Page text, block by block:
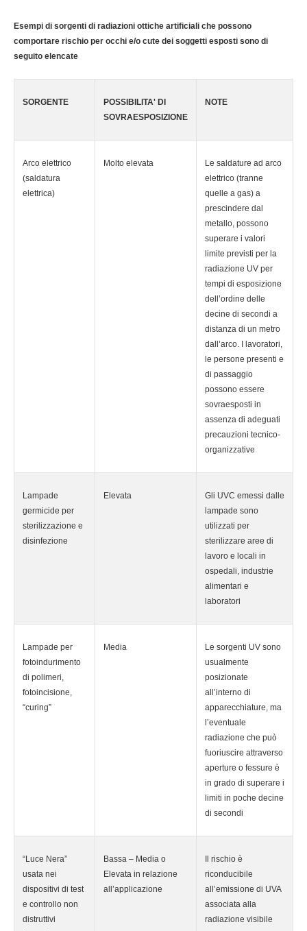
Esempi di sorgenti di radiazioni ottiche artificiali che possono
comportare rischio per occhi e/o cute dei soggetti esposti sono di
seguito elencate
SORGENTE
POSSIBILITA' DI
SOVRAESPOSIZIONE
NOTE
Arco elettrico
(saldatura
elettrica)
Molto elevata
Le saldature ad arco
elettrico (tranne
quelle a gas) a
prescindere dal
metallo, possono
superare i valori
limite previsti per la
radiazione UV per
tempi di esposizione
dell’ordine delle
decine di secondi a
distanza di un metro
dall’arco. I lavoratori,
le persone presenti e
di passaggio
possono essere
sovraesposti in
assenza di adeguati
precauzioni tecnico-
organizzative
Lampade
germicide per
sterilizzazione e
disinfezione
Elevata
Gli UVC emessi dalle
lampade sono
utilizzati per
sterilizzare aree di
lavoro e locali in
ospedali, industrie
alimentari e
laboratori
Lampade per
fotoindurimento
di polimeri,
fotoincisione,
“curing”
Media
Le sorgenti UV sono
usualmente
posizionate
all’interno di
apparecchiature, ma
l’eventuale
radiazione che può
fuoriuscire attraverso
aperture o fessure è
in grado di superare i
limiti in poche decine
di secondi
“Luce Nera”
usata nei
dispositivi di test
e controllo non
distruttivi
Bassa – Media o
Elevata in relazione
all’applicazione
Il rischio è
riconducibile
all’emissione di UVA
associata alla
radiazione visibile